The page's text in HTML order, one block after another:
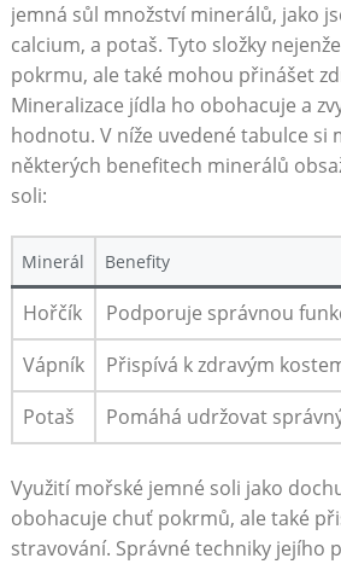
jemná sůl množství minerálů, jako
calcium, a potaš. Tyto složky
pokrmu, ale také mohou přinášet
Mineralizace jídla ho obohacuje a
hodnotu. V níže uvedené tabulce si
některých benefitech minerálů
soli:
Minerál Benefity
Hořčík
Podporuje správnou
Vápník
Přispívá k zdravým
Potaš
Pomáhá udržovat
Využití mořské jemné soli jako
obohacuje chuť pokrmů, ale také
stravování. Správné techniky jejího